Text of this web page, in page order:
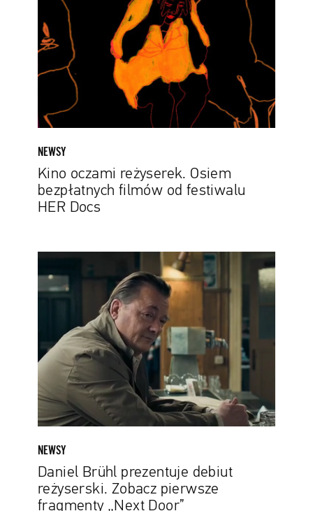
bezpłatnych
filmów
festiwalu
Docs
NEWSY
Kino oczami reżyserek. Osiem
bezpłatnych filmów od festiwalu
HER Docs
Daniel
Brühl
prezentuje
Zobacz
pierwsze
fragmenty
„Next
NEWSY
Daniel Brühl prezentuje debiut
reżyserski. Zobacz pierwsze
fragmenty „Next Door”